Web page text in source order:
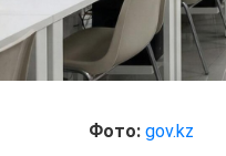
Фото: gov.kz